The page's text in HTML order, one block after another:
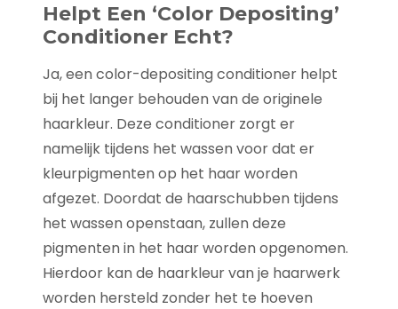
Helpt Een ‘color Depositing’
Conditioner Echt?
Ja, een color-depositing conditioner helpt
bij het langer behouden van de originele
haarkleur. Deze conditioner zorgt er
namelijk tijdens het wassen voor dat er
kleurpigmenten op het haar worden
afgezet. Doordat de haarschubben tijdens
het wassen openstaan, zullen deze
pigmenten in het haar worden opgenomen.
Hierdoor kan de haarkleur van je haarwerk
worden hersteld zonder het te hoeven